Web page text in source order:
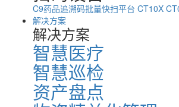
C9药品追溯码批量快扫平台 CT10X
解决方案
解决方案
智慧医疗
智慧巡检
资产盘点